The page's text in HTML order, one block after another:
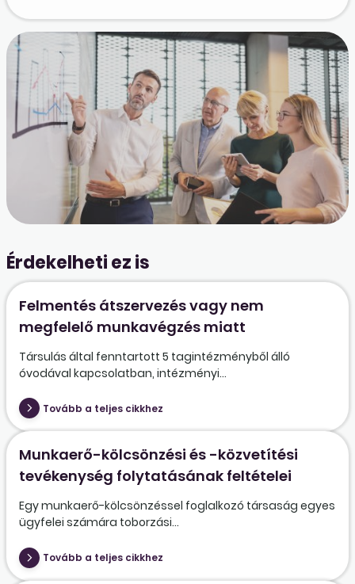
Érdekelheti ez is
Felmentés átszervezés vagy nem
megfelelő munkavégzés miatt
Társulás által fenntartott 5 tagintézményből álló
óvodával kapcsolatban, intézményi...
Tovább a teljes cikkhez
Munkaerő-kölcsönzési és -közvetítési
tevékenység folytatásának feltételei
Egy munkaerő-kölcsönzéssel foglalkozó társaság egyes
ügyfelei számára toborzási...
Tovább a teljes cikkhez